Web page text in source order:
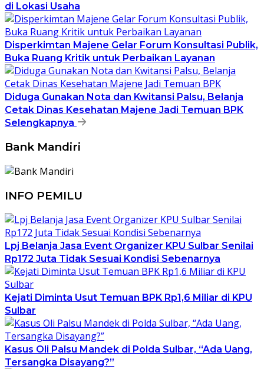
di Lokasi Usaha
Disperkimtan Majene Gelar Forum Konsultasi Publik,
Buka Ruang Kritik untuk Perbaikan Layanan
Diduga Gunakan Nota dan Kwitansi Palsu, Belanja
Cetak Dinas Kesehatan Majene Jadi Temuan BPK
Selengkapnya
Bank Mandiri
INFO PEMILU
Lpj Belanja Jasa Event Organizer KPU Sulbar Senilai
Rp172 Juta Tidak Sesuai Kondisi Sebenarnya
Kejati Diminta Usut Temuan BPK Rp1,6 Miliar di KPU
Sulbar
Kasus Oli Palsu Mandek di Polda Sulbar, “Ada Uang,
Tersangka Disayang?”